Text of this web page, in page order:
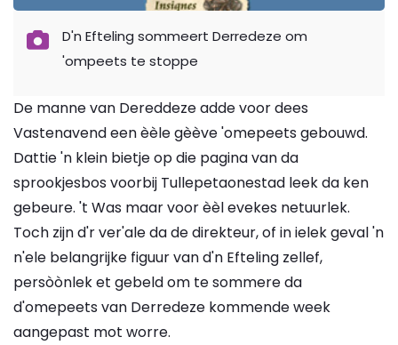
D'n Efteling sommeert Derredeze om
'ompeets te stoppe
De manne van Dereddeze adde voor dees
Vastenavend een èèle gèève 'omepeets gebouwd.
Dattie 'n klein bietje op die pagina van da
sprookjesbos voorbij Tullepetaonestad leek da ken
gebeure. 't Was maar voor èèl evekes netuurlek.
Toch zijn d'r ver'ale da de direkteur, of in ielek geval 'n
n'ele belangrijke figuur van d'n Efteling zellef,
persòònlek et gebeld om te sommere da
d'omepeets van Derredeze kommende week
aangepast mot worre.